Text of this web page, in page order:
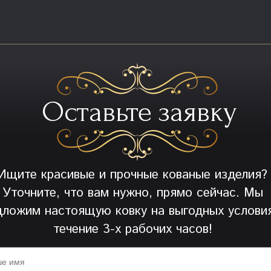
Оставьте заявку
красивые и прочные кованые изделия?
Уточните, что вам нужно, прямо сейчас. Мы
настоящую ковку на выгодных
течение 3-х рабочих часов!